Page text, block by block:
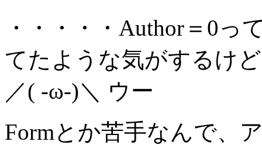
・・・・・Author＝0っ
てたような気がするけ
／( -ω-)＼ ウー
Formとか苦手なんで、